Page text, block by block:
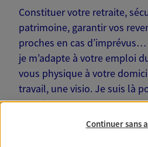
Constituer votre retraite,
patrimoine, garantir vos
proches en cas
je m’adapte à votre emploi
vous physique à votre
travail, une visio. Je suis là
vous !
Continuer sans